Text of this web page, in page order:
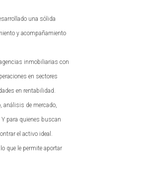
aislamiento de
balcón o una
y una barbacoa
para turistas que
vistas al mar o a la
ser un gran
mediante
una sólida
y acompañamiento
inmobiliarias con
en sectores
en rentabilidad.
análisis de mercado,
para quienes buscan
el activo ideal.
que le permite aportar